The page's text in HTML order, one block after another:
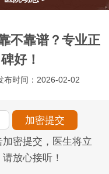
不靠谱？专业正
好！
布时间：2026-02-02
密提交，医生将立
请放心接听！